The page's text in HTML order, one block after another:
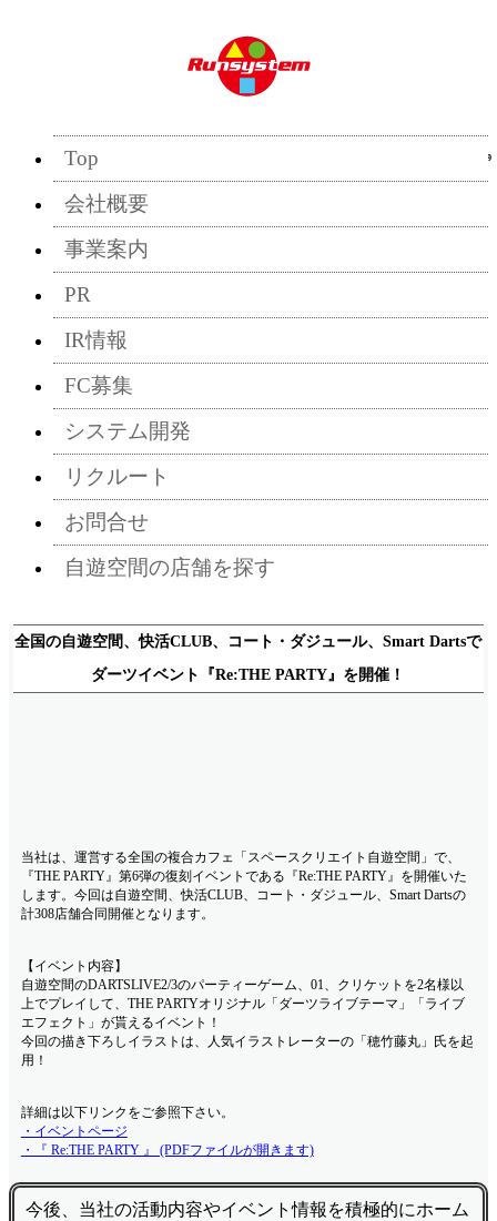
Top
会社概要
事業案内
PR
IR情報
FC募集
システム開発
リクルート
お問合せ
自遊空間の店舗を探す
全国の自遊空間、快活CLUB、コート・ダジュール、Smart Dartsで
ダーツイベント『Re:THE PARTY』を開催！
2026/05/19
当社は、運営する全国の複合カフェ「スペースクリエイト自遊空間」で、
『THE PARTY』第6弾の復刻イベントである『Re:THE PARTY』を開催いた
します。今回は自遊空間、快活CLUB、コート・ダジュール、Smart Dartsの
計308店舗合同開催となります。
【イベント内容】
自遊空間のDARTSLIVE2/3のパーティーゲーム、01、クリケットを2名様以
上でプレイして、THE PARTYオリジナル「ダーツライブテーマ」「ライブ
エフェクト」が貰えるイベント！
今回の描き下ろしイラストは、人気イラストレーターの「穂竹藤丸」氏を起
用！
詳細は以下リンクをご参照下さい。
・イベントページ
・『 Re:THE PARTY 』 (PDFファイルが開きます)
今後、当社の活動内容やイベント情報を積極的にホーム